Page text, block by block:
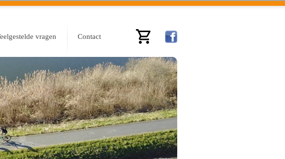
vragen Contact